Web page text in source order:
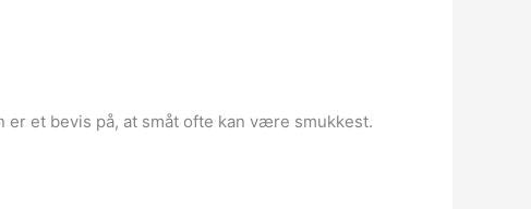
et bevis på, at småt ofte kan være smukkest.